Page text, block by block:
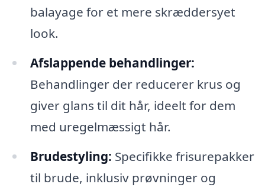
balayage for et mere skræddersyet
look.
Afslappende behandlinger:
Behandlinger der reducerer krus og
giver glans til dit hår, ideelt for dem
med uregelmæssigt hår.
Brudestyling: Specifikke frisurepakker
til brude, inklusiv prøvninger og